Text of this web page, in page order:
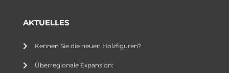
AKTUELLES
Kennen Sie die neuen Holzfiguren?
Überregionale Expansion: